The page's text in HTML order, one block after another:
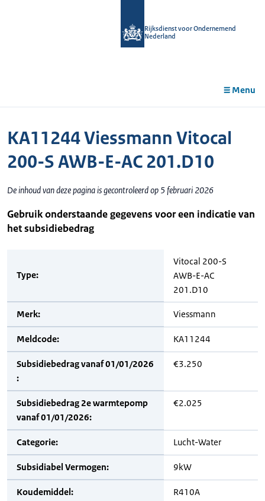
Rijksdienst voor Ondernemend
Nederland
Menu
KA11244 Viessmann Vitocal
200-S AWB-E-AC 201.D10
De inhoud van deze pagina is gecontroleerd op 5 februari 2026
Gebruik onderstaande gegevens voor een indicatie van
het subsidiebedrag
Type:
Vitocal 200-S
AWB-E-AC
201.D10
Merk: Viessmann
Meldcode: KA11244
Subsidiebedrag vanaf 01/01/2026
:
€3.250
Subsidiebedrag 2e warmtepomp
vanaf 01/01/2026:
€2.025
Categorie: Lucht-Water
Subsidiabel Vermogen: 9kW
Koudemiddel: R410A